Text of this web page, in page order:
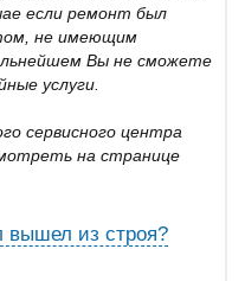
если ремонт был
не имеющим
Вы не сможете
услуги.
сервисного центра
на странице
вышел из строя?